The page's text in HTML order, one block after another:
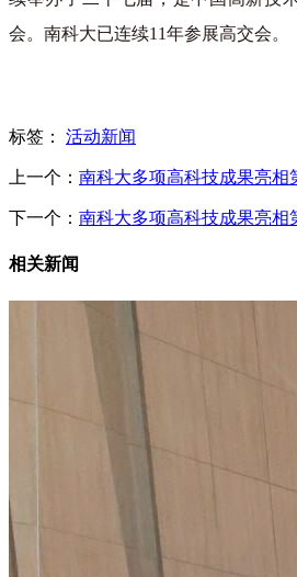
会。南科大已连续11年参展高交会。
标签： 活动新闻
上一个： 南科大多项高科技成果亮相
下一个： 南科大多项高科技成果亮相
相关新闻